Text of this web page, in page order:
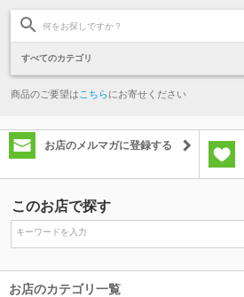
商品のご要望は こちらにお寄せください
お店のメルマガに登録する
このお店で探す
お店のカテゴリ一覧